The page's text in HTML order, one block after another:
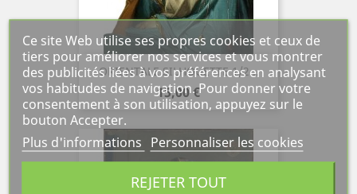
ORIENTALE SILHOUETTE 1/2...
Prix
15,00 €
Ce site Web utilise ses propres cookies et ceux de
tiers pour améliorer nos services et vous montrer
des publicités liées à vos préférences en analysant
vos habitudes de navigation. Pour donner votre
consentement à son utilisation, appuyez sur le
bouton Accepter.
Plus d'informations Personnaliser les cookies
REJETER TOUT